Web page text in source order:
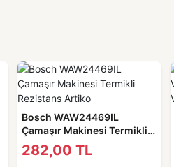
Bosch WAW24469IL
Çamaşır Makinesi Termikli
Rezistans Artiko
282,00 TL